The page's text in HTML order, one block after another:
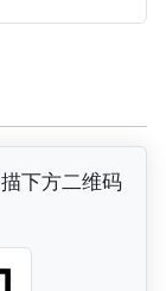
下方二维码